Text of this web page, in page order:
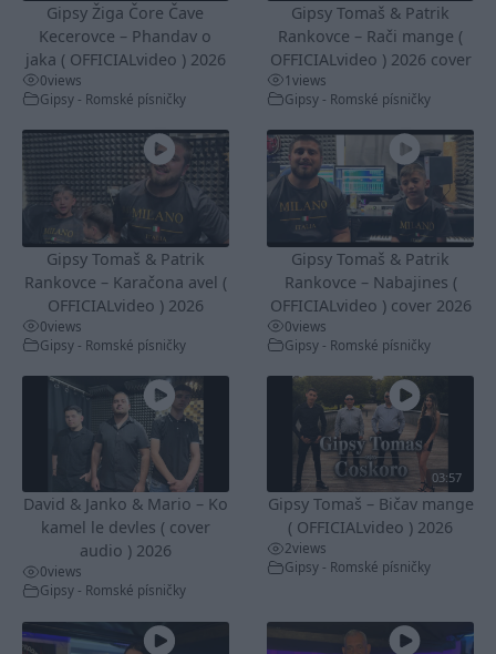
Gipsy Žiga Čore Čave
Kecerovce – Phandav o
jaka ( OFFICIALvideo ) 2026
0views
Gipsy - Romské písničky
Gipsy Tomaš & Patrik
Rankovce – Rači mange (
OFFICIALvideo ) 2026 cover
1views
Gipsy - Romské písničky
Gipsy Tomaš & Patrik
Rankovce – Karačona avel (
OFFICIALvideo ) 2026
0views
Gipsy - Romské písničky
Gipsy Tomaš & Patrik
Rankovce – Nabajines (
OFFICIALvideo ) cover 2026
0views
Gipsy - Romské písničky
David & Janko & Mario – Ko
kamel le devles ( cover
audio ) 2026
0views
Gipsy - Romské písničky
03:57
Gipsy Tomaš – Bičav mange
( OFFICIALvideo ) 2026
2views
Gipsy - Romské písničky